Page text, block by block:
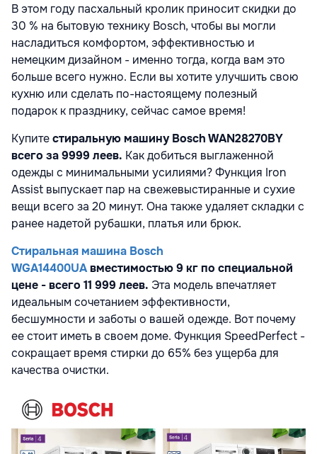
В этом году пасхальный кролик приносит скидки до
30 % на бытовую технику Bosch, чтобы вы могли
насладиться комфортом, эффективностью и
немецким дизайном - именно тогда, когда вам это
больше всего нужно. Если вы хотите улучшить свою
кухню или сделать по-настоящему полезный
подарок к празднику, сейчас самое время!
Купитестиральную машину Bosch WAN28270BY
всего за 9999 леев. Как добиться выглаженной
одежды с минимальными усилиями? Функция Iron
Assist выпускает пар на свежевыстиранные и сухие
вещи всего за 20 минут. Она также удаляет складки с
ранее надетой рубашки, платья или брюк.
Стиральная машина Bosch
WGA14400UAвместимостью 9 кг по специальной
цене - всего 11 999 леев. Эта модель впечатляет
идеальным сочетанием эффективности,
бесшумности и заботы о вашей одежде. Вот почему
ее стоит иметь в своем доме. Функция SpeedPerfect -
сокращает время стирки до 65% без ущерба для
качества очистки.